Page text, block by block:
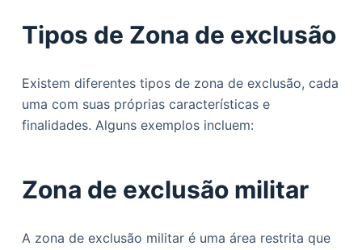
Tipos de Zona de exclusão
Existem diferentes tipos de zona de exclusão, cada
uma com suas próprias características e
finalidades. Alguns exemplos incluem:
Zona de exclusão militar
A zona de exclusão militar é uma área restrita que